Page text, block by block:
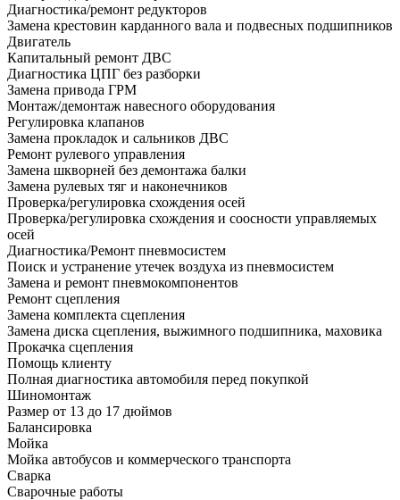
Диагностика/ремонт редукторов
Замена крестовин карданного вала и подвесных подшипников
Двигатель
Капитальный ремонт ДВС
Диагностика ЦПГ без разборки
Замена привода ГРМ
Монтаж/демонтаж навесного оборудования
Регулировка клапанов
Замена прокладок и сальников ДВС
Ремонт рулевого управления
Замена шкворней без демонтажа балки
Замена рулевых тяг и наконечников
Проверка/регулировка схождения осей
Проверка/регулировка схождения и соосности управляемых
осей
Диагностика/Ремонт пневмосистем
Поиск и устранение утечек воздуха из пневмосистем
Замена и ремонт пневмокомпонентов
Ремонт сцепления
Замена комплекта сцепления
Замена диска сцепления, выжимного подшипника, маховика
Прокачка сцепления
Помощь клиенту
Полная диагностика автомобиля перед покупкой
Шиномонтаж
Размер от 13 до 17 дюймов
Балансировка
Мойка
Мойка автобусов и коммерческого транспорта
Сварка
Сварочные работы